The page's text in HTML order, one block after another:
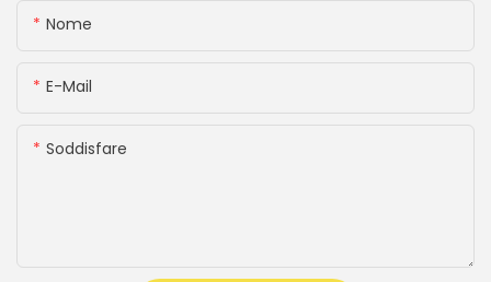
Nome
E-Mail
Soddisfare